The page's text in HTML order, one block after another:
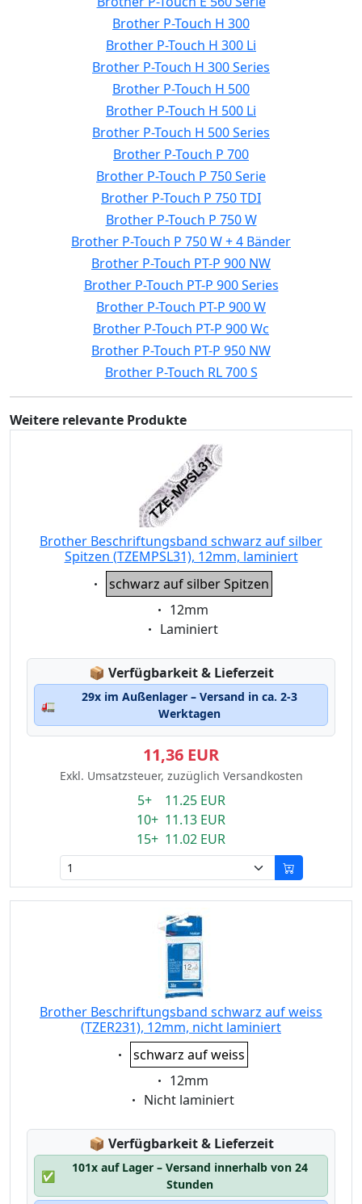
Brother P-Touch H 300
Brother P-Touch H 300 Li
Brother P-Touch H 300 Series
Brother P-Touch H 500
Brother P-Touch H 500 Li
Brother P-Touch H 500 Series
Brother P-Touch P 700
Brother P-Touch P 750 Serie
Brother P-Touch P 750 TDI
Brother P-Touch P 750 W
Brother P-Touch P 750 W + 4 Bänder
Brother P-Touch PT-P 900 NW
Brother P-Touch PT-P 900 Series
Brother P-Touch PT-P 900 W
Brother P-Touch PT-P 900 Wc
Brother P-Touch PT-P 950 NW
Brother P-Touch RL 700 S
Weitere relevante Produkte
Brother Beschriftungsband schwarz auf silber
Spitzen (TZEMPSL31), 12mm, laminiert
Eigenschaft:
schwarz auf silber Spitzen
Eigenschaft:
12mm
Eigenschaft:
Laminiert
📦 Lagerstatus:
Verfügbarkeit & Lieferzeit
🚛
29x im Außenlager – Versand in ca. 2-3
Werktagen
11,36 EUR
Exkl. Umsatzsteuer, zuzüglich Versandkosten
5+ 11.25 EUR
10+ 11.13 EUR
15+ 11.02 EUR
Brother Beschriftungsband schwarz auf weiss
(TZER231), 12mm, nicht laminiert
Eigenschaft:
schwarz auf weiss
Eigenschaft:
12mm
Eigenschaft:
Nicht laminiert
📦 Lagerstatus:
Verfügbarkeit & Lieferzeit
✅
101x auf Lager – Versand innerhalb von 24
Stunden